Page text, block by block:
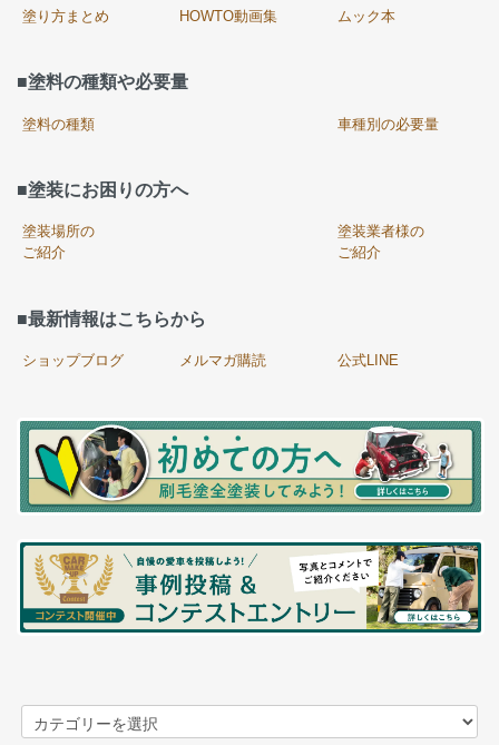
塗り方まとめ HOWTO動画集 ムック本
■塗料の種類や必要量
塗料の種類 車種別の必要量
■塗装にお困りの方へ
塗装場所の
ご紹介
塗装業者様の
ご紹介
■最新情報はこちらから
ショップブログ メルマガ購読 公式LINE